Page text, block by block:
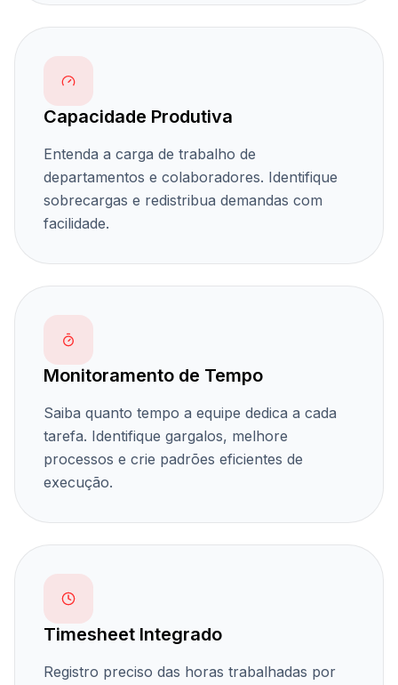
Capacidade Produtiva
Entenda a carga de trabalho de
departamentos e colaboradores. Identifique
sobrecargas e redistribua demandas com
facilidade.
Monitoramento de Tempo
Saiba quanto tempo a equipe dedica a cada
tarefa. Identifique gargalos, melhore
processos e crie padrões eficientes de
execução.
Timesheet Integrado
Registro preciso das horas trabalhadas por